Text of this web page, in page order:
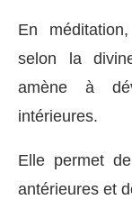
En
selon la
amène à
intérieures.
Elle permet
antérieures et